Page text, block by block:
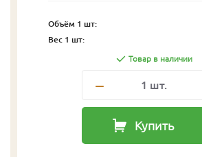
Объём 1 шт:
Вес 1 шт:
Товар в наличии
1 шт.
Купить